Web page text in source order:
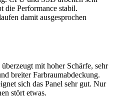
die Performance stabil.
damit ausgesprochen
mit hoher Schärfe, sehr
breiter Farbraumabdeckung.
sich das Panel sehr gut. Nur
stört etwas.